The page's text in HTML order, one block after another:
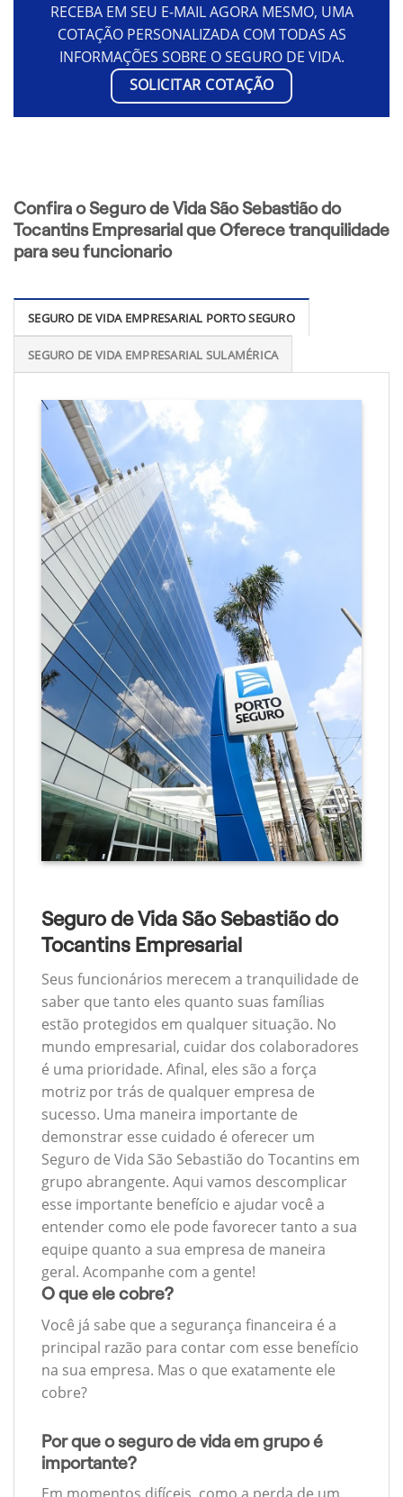
RECEBA EM SEU E-MAIL AGORA MESMO, UMA
COTAÇÃO PERSONALIZADA COM TODAS AS
INFORMAÇÕES SOBRE O SEGURO DE VIDA.
SOLICITAR COTAÇÃO
Confira o Seguro de Vida São Sebastião do
Tocantins Empresarial que Oferece tranquilidade
para seu funcionario
SEGURO DE VIDA EMPRESARIAL PORTO SEGURO
SEGURO DE VIDA EMPRESARIAL SULAMÉRICA
Seguro de Vida São Sebastião do
Tocantins Empresarial
Seus funcionários merecem a tranquilidade de
saber que tanto eles quanto suas famílias
estão protegidos em qualquer situação. No
mundo empresarial, cuidar dos colaboradores
é uma prioridade. Afinal, eles são a força
motriz por trás de qualquer empresa de
sucesso. Uma maneira importante de
demonstrar esse cuidado é oferecer um
Seguro de Vida São Sebastião do Tocantins em
grupo abrangente. Aqui vamos descomplicar
esse importante benefício e ajudar você a
entender como ele pode favorecer tanto a sua
equipe quanto a sua empresa de maneira
geral. Acompanhe com a gente!
O que ele cobre?
Você já sabe que a segurança financeira é a
principal razão para contar com esse benefício
na sua empresa. Mas o que exatamente ele
cobre?
Por que o seguro de vida em grupo é
importante?